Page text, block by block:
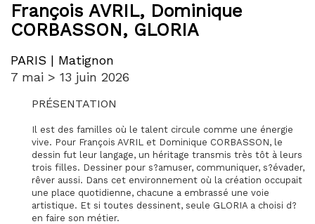
François AVRIL, Dominique
CORBASSON, GLORIA
PARIS | Matignon
7 mai > 13 juin 2026
PRÉSENTATION
Il est des familles où le talent circule comme une énergie
vive. Pour François AVRIL et Dominique CORBASSON, le
dessin fut leur langage, un héritage transmis très tôt à leurs
trois filles. Dessiner pour s?amuser, communiquer, s?évader,
rêver aussi. Dans cet environnement où la création occupait
une place quotidienne, chacune a embrassé une voie
artistique. Et si toutes dessinent, seule GLORIA a choisi d?
en faire son métier.